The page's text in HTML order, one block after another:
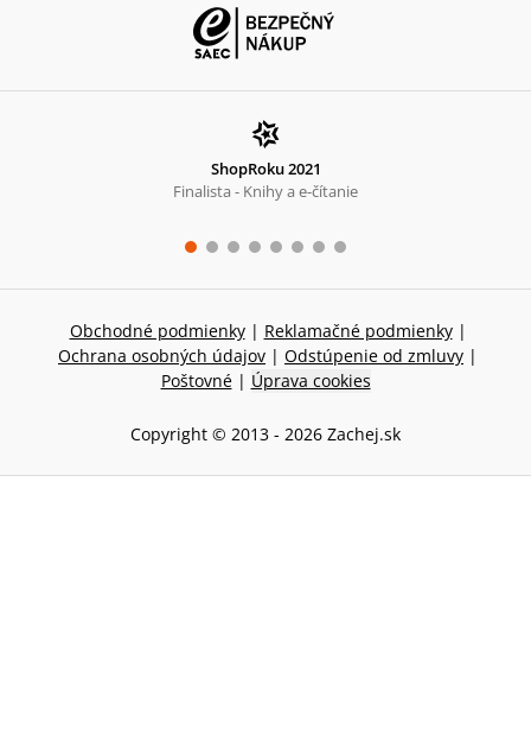
ShopRoku 2021
Finalista - Knihy a e-čítanie
Obchodné podmienky | Reklamačné podmienky |
Ochrana osobných údajov | Odstúpenie od zmluvy |
Poštovné | Úprava cookies
Copyright © 2013 - 2026 Zachej.sk